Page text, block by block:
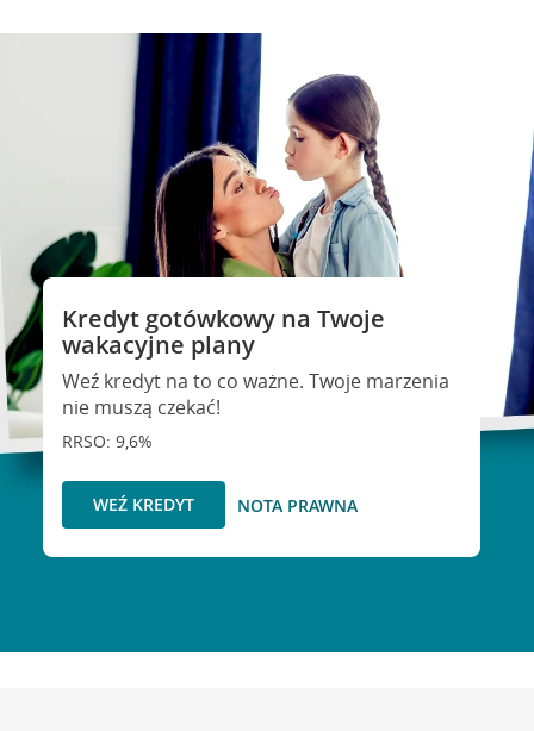
Kredyt gotówkowy na Twoje
wakacyjne plany
Weź kredyt na to co ważne. Twoje marzenia
nie muszą czekać!
RRSO: 9,6%
WEŹ KREDYT NOTA PRAWNA